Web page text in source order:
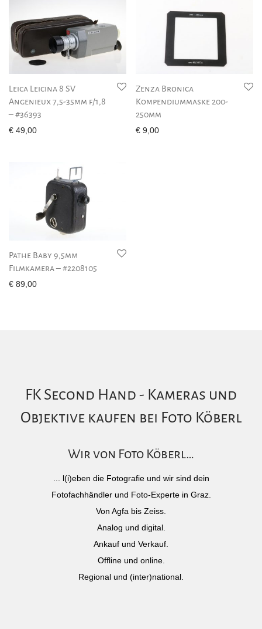
Leica Leicina 8 SV
Angenieux 7,5-35mm f/1,8
– #36393
€ 49,00
Zenza Bronica
Kompendiummaske 200-
250mm
€ 9,00
Pathe Baby 9,5mm
Filmkamera – #2208105
€ 89,00
FK Second Hand - Kameras und
Objektive kaufen bei Foto Köberl
Wir von Foto Köberl…
... l(i)eben die Fotografie und wir sind dein
Fotofachhändler und Foto-Experte in Graz.
Von Agfa bis Zeiss.
Analog und digital.
Ankauf und Verkauf.
Offline und online.
Regional und (inter)national.